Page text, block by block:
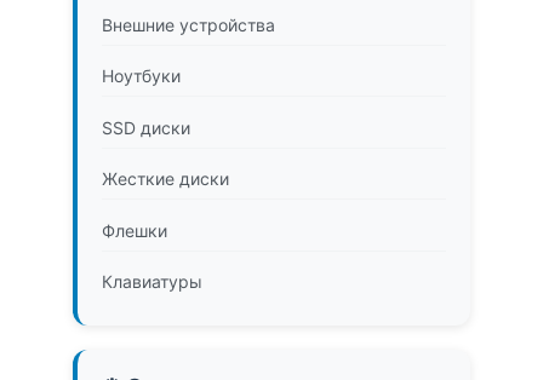
Внешние устройства
Ноутбуки
SSD диски
Жесткие диски
Флешки
Клавиатуры